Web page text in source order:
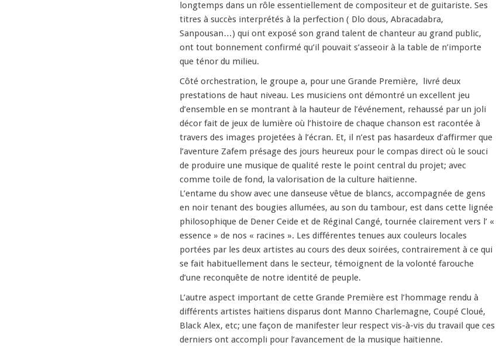
longtemps dans un rôle essentiellement de compositeur et de guitariste. Ses
titres à succès interprétés à la perfection ( Dlo dous, Abracadabra,
Sanpousan…) qui ont exposé son grand talent de chanteur au grand public,
ont tout bonnement confirmé qu’il pouvait s’asseoir à la table de n’importe
que ténor du milieu.
Côté orchestration, le groupe a, pour une Grande Première, livré deux
prestations de haut niveau. Les musiciens ont démontré un excellent jeu
d’ensemble en se montrant à la hauteur de l’événement, rehaussé par un joli
décor fait de jeux de lumière où l’histoire de chaque chanson est racontée à
travers des images projetées à l’écran. Et, il n’est pas hasardeux d’affirmer que
l’aventure Zafem présage des jours heureux pour le compas direct où le souci
de produire une musique de qualité reste le point central du projet; avec
comme toile de fond, la valorisation de la culture haïtienne.
L’entame du show avec une danseuse vêtue de blancs, accompagnée de gens
en noir tenant des bougies allumées, au son du tambour, est dans cette lignée
philosophique de Dener Ceide et de Réginal Cangé, tournée clairement vers l’ «
essence » de nos « racines ». Les différentes tenues aux couleurs locales
portées par les deux artistes au cours des deux soirées, contrairement à ce qui
se fait habituellement dans le secteur, témoignent de la volonté farouche
d’une reconquête de notre identité de peuple.
L’autre aspect important de cette Grande Première est l’hommage rendu à
différents artistes haïtiens disparus dont Manno Charlemagne, Coupé Cloué,
Black Alex, etc; une façon de manifester leur respect vis-à-vis du travail que ces
derniers ont accompli pour l’avancement de la musique haïtienne.